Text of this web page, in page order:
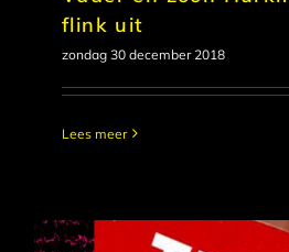
flink uit
zondag 30 december 2018
Lees meer